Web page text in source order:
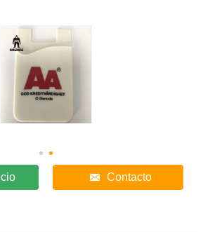
Contacto